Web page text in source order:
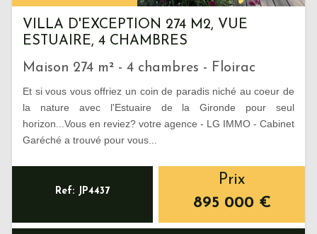
VILLA D'EXCEPTION 274 M2, VUE
ESTUAIRE, 4 CHAMBRES
Maison 274 m² - 4 chambres - Floirac
Et si vous vous offriez un coin de paradis niché au coeur de
la nature avec l'Estuaire de la Gironde pour seul
horizon...Vous en reviez? votre agence - LG IMMO - Cabinet
Garéché a trouvé pour vous...
Ref: JP4437
Prix
895 000 €